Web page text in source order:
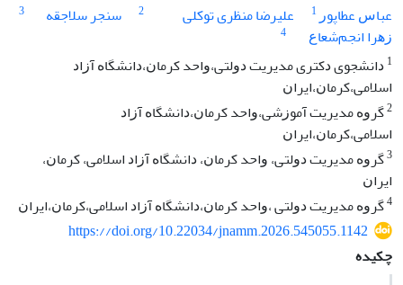
ﻋﺒﺎﺱ ﻋﻄﺎﭘﻮﺭ1 علیرضا منظری توکلی 2 ﺳﻨﺠﺮ ﺳﻼﺟﻘﻪ 3
ﺯﻫﺮﺍ ﺍﻧﺠﻢﺷﻌﺎﻉ
4
1ﺩﺍﻧﺸﺠﻮی ﺩﮐﺘﺮی ﻣﺪﯾﺮﯾﺖ ﺩﻭﻟﺘﯽ،ﻭﺍﺣﺪ ﮐﺮﻣﺎﻥ،ﺩﺍﻧﺸﮕﺎﻩ آﺯﺍﺩ
ﺍﺳﻼﻣﯽ،ﮐﺮﻣﺎﻥ،ﺍﯾﺮﺍﻥ
2ﮔﺮﻭﻩ ﻣﺪﯾﺮﯾﺖ آﻣﻮﺯﺷﯽ،ﻭﺍﺣﺪ ﮐﺮﻣﺎﻥ،ﺩﺍﻧﺸﮕﺎﻩ آﺯﺍﺩ
ﺍﺳﻼﻣﯽ،ﮐﺮﻣﺎﻥ،ﺍﯾﺮﺍﻥ
3ﮔﺮﻭﻩ ﻣﺪﯾﺮﯾﺖ ﺩﻭﻟﺘﯽ، ﻭﺍﺣﺪ ﮐﺮﻣﺎﻥ، ﺩﺍﻧﺸﮕﺎﻩ آﺯﺍﺩ ﺍﺳﻼﻣﯽ، ﮐﺮﻣﺎﻥ،
ﺍﯾﺮﺍﻥ
4ﮔﺮﻭﻩ ﻣﺪﯾﺮﯾﺖ ﺩﻭﻟﺘﯽ ،ﻭﺍﺣﺪ ﮐﺮﻣﺎﻥ،ﺩﺍﻧﺸﮕﺎﻩ آﺯﺍﺩ ﺍﺳﻼﻣﯽ،ﮐﺮﻣﺎﻥ،ﺍﯾﺮﺍﻥ
https://doi.org/10.22034/jnamm.2026.545055.1142
چکیده